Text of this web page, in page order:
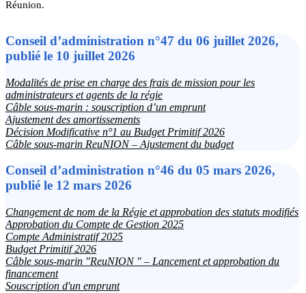
Réunion.
Conseil d’administration n°47 du 06 juillet 2026,
publié le 10 juillet 2026
Modalités de prise en charge des frais de mission pour les
administrateurs et agents de la régie
Câble sous-marin : souscription d’un emprunt
Ajustement des amortissements
Décision Modificative n°1 au Budget Primitif 2026
Câble sous-marin ReuNION – Ajustement du budget
Conseil d’administration n°46 du 05 mars 2026,
publié le 12 mars 2026
Changement de nom de la Régie et approbation des statuts modifiés
Approbation du Compte de Gestion 2025
Compte Administratif 2025
Budget Primitif 2026
Câble sous-marin "ReuNION " – Lancement et approbation du
financement
Souscription d'un emprunt